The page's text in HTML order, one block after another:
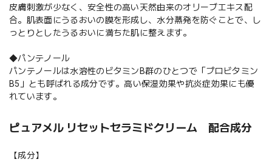
皮膚刺激が少なく、安全性の高い天然由来のオリーブエキス配
合。肌表面にうるおいの膜を形成し、水分蒸発を防ぐことで、し
っとりとしたうるおいに満ちた肌に整えます。
◆パンテノール
パンテノールは水溶性のビタミンB群のひとつで「プロビタミン
B5」とも呼ばれる成分です。高い保湿効果や抗炎症効果にも優
れています。
ピュアメル リセットセラミドクリーム 配合成分
【成分】